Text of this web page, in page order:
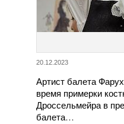
20.12.2023
Артист балета
время примерки
Дроссельмейра в
балета…